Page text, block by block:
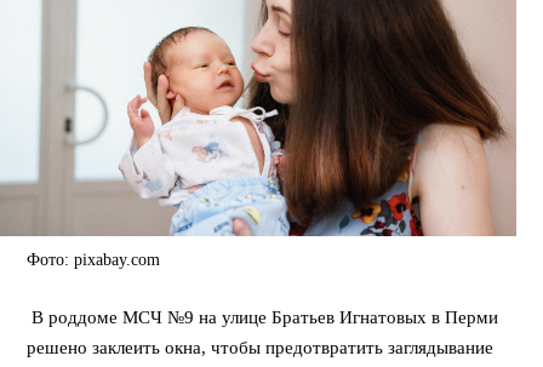
Фото: pixabay.com
В роддоме МСЧ №9 на улице Братьев Игнатовых в Перми
решено заклеить окна, чтобы предотвратить заглядывание